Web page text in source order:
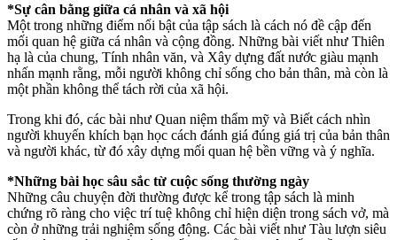
*Sự cân bằng giữa cá nhân và xã hội
Một trong những điểm nổi bật của tập sách là cách nó đề cập đến
mối quan hệ giữa cá nhân và cộng đồng. Những bài viết như Thiên
hạ là của chung, Tính nhân văn, và Xây dựng đất nước giàu mạnh
nhấn mạnh rằng, mỗi người không chỉ sống cho bản thân, mà còn là
một phần không thể tách rời của xã hội.
Trong khi đó, các bài như Quan niệm thẩm mỹ và Biết cách nhìn
người khuyến khích bạn học cách đánh giá đúng giá trị của bản thân
và người khác, từ đó xây dựng mối quan hệ bền vững và ý nghĩa.
*Những bài học sâu sắc từ cuộc sống thường ngày
Những câu chuyện đời thường được kể trong tập sách là minh
chứng rõ ràng cho việc trí tuệ không chỉ hiện diện trong sách vở, mà
còn ở những trải nghiệm sống động. Các bài viết như Tàu lượn siêu